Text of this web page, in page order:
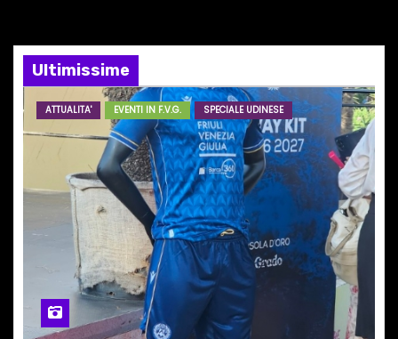
n
e
a
o
Ultimissime
ATTUALITA' EVENTI IN F.V.G. SPECIALE UDINESE